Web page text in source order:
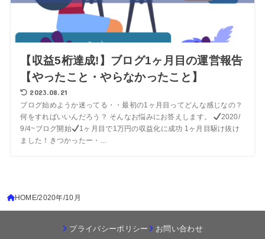
【収益5桁達成!】ブログ1ヶ月目の運営報告
【やったこと・やらなかったこと】
2023.08.21
ブログ始めようか迷ってる・・最初の1ヶ月目ってどんな感じなの？
何をすればいいんだろう？ そんなお悩みにお答えします。
2020/
9/4~ブログ開始
1ヶ月目で1万円の収益化に成功 1ヶ月目駆け抜け
ました！きつかったー・...
HOME 2020年 10月
プライバシーポリシー お問い合わせ